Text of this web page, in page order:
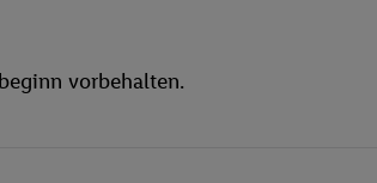
vorbehalten.